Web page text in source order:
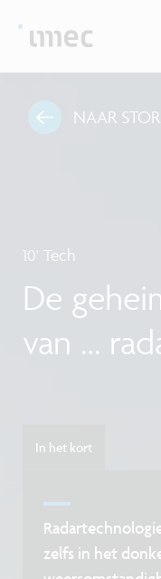
NAAR
10' Tech
De
van …
In het kort
zelfs in het